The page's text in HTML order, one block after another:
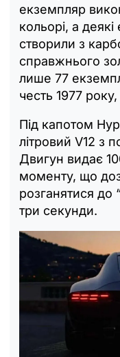
екземпляр
кольорі, а
створили з
справжнього
лише 77
честь 1977
Під капотом
літровий V12 з
Двигун видає
моменту, що
розганятися до
три секунди.